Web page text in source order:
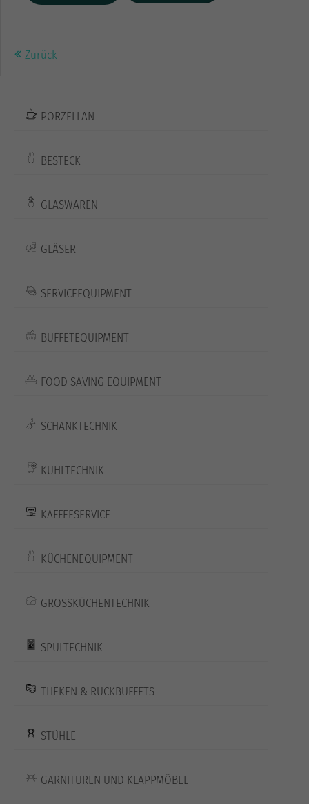
Zurück
PORZELLAN
BESTECK
GLASWAREN
GLÄSER
SERVICEEQUIPMENT
BUFFETEQUIPMENT
FOOD SAVING EQUIPMENT
SCHANKTECHNIK
KÜHLTECHNIK
KAFFEESERVICE
KÜCHENEQUIPMENT
GROSSKÜCHENTECHNIK
SPÜLTECHNIK
THEKEN & RÜCKBUFFETS
STÜHLE
GARNITUREN UND KLAPPMÖBEL